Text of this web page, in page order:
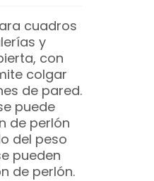
cuadros
y
con
colgar
de pared.
puede
de perlón
del peso
pueden
de perlón.